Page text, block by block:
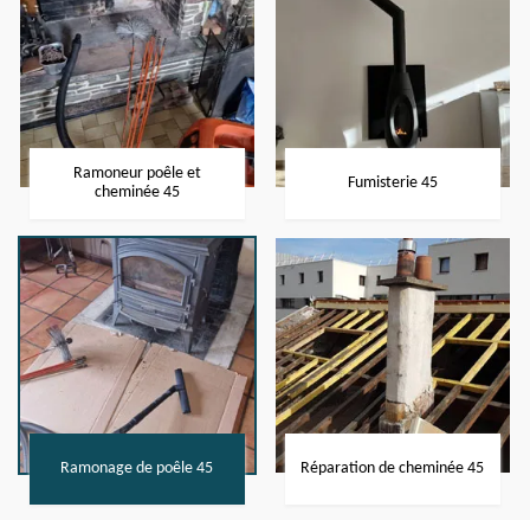
Ramoneur poêle et
cheminée 45
Fumisterie 45
Ramonage de poêle 45 Réparation de cheminée 45